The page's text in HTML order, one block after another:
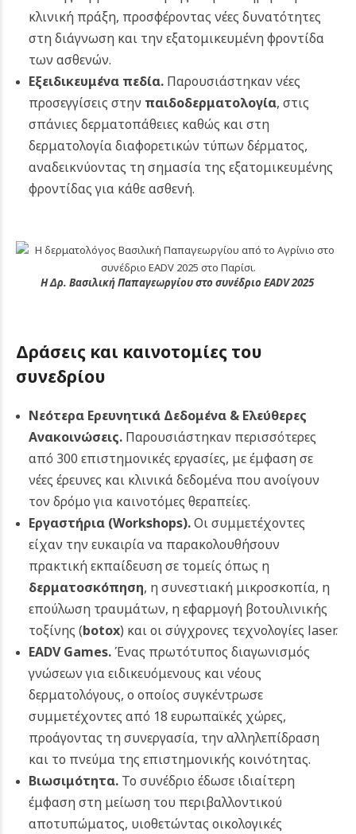
κλινική πράξη, προσφέροντας νέες δυνατότητες
στη διάγνωση και την εξατομικευμένη φροντίδα
των ασθενών.
Εξειδικευμένα πεδία. Παρουσιάστηκαν νέες
προσεγγίσεις στην παιδοδερματολογία, στις
σπάνιες δερματοπάθειες καθώς και στη
δερματολογία διαφορετικών τύπων δέρματος,
αναδεικνύοντας τη σημασία της εξατομικευμένης
φροντίδας για κάθε ασθενή.
Η Δρ. Βασιλική Παπαγεωργίου στο συνέδριο EADV 2025
Δράσεις και καινοτομίες του
συνεδρίου
Νεότερα Ερευνητικά Δεδομένα & Ελεύθερες
Ανακοινώσεις. Παρουσιάστηκαν περισσότερες
από 300 επιστημονικές εργασίες, με έμφαση σε
νέες έρευνες και κλινικά δεδομένα που ανοίγουν
τον δρόμο για καινοτόμες θεραπείες.
Εργαστήρια (Workshops).Οι συμμετέχοντες
είχαν την ευκαιρία να παρακολουθήσουν
πρακτική εκπαίδευση σε τομείς όπως η
δερματοσκόπηση, η συνεστιακή μικροσκοπία, η
επούλωση τραυμάτων, η εφαρμογή βοτουλινικής
τοξίνης (botox) και οι σύγχρονες τεχνολογίες laser.
EADV Games.Ένας πρωτότυπος διαγωνισμός
γνώσεων για ειδικευόμενους και νέους
δερματολόγους, ο οποίος συγκέντρωσε
συμμετέχοντες από 18 ευρωπαϊκές χώρες,
προάγοντας τη συνεργασία, την αλληλεπίδραση
και το πνεύμα της επιστημονικής κοινότητας.
Βιωσιμότητα. Το συνέδριο έδωσε ιδιαίτερη
έμφαση στη μείωση του περιβαλλοντικού
αποτυπώματος, υιοθετώντας οικολογικές